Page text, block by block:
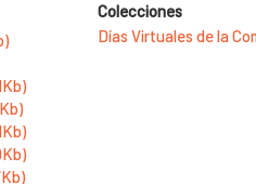
Colecciones
Días Virtuales de la